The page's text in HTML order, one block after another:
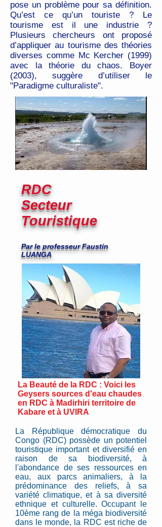
pose un problème pour sa définition.
Qu’est ce qu’un touriste ? Le
tourisme est il une industrie ?
Plusieurs chercheurs ont proposé
d’appliquer au tourisme des théories
diverses comme Mc Kercher (1999)
avec la théorie du chaos. Boyer
(2003), suggère d’utiliser le
"Paradigme culturaliste".
RDC
Secteur
Touristique
Par le professeur Faustin
LUANGA
La République démocratique du
Congo (RDC) possède un potentiel
touristique important et diversifié en
raison de sa biodiversité, à
l'abondance de ses ressources en
eau, aux parcs animaliers, à la
prédominance des reliefs, à sa
variété climatique, et à sa diversité
ethnique et culturelle. Occupant le
10ème rang de la méga biodiversité
dans le monde, la RDC est riche de
La Beauté de la RDC : Voici les
Geysers sources d'eau chaudes
en RDC à Madirhiri territoire de
Kabare et à UVIRA